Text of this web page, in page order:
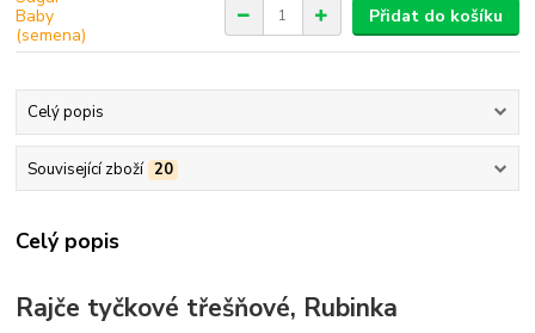
Přidat do košíku
Celý popis
Související zboží 20
Celý popis
Rajče tyčkové třešňové, Rubinka